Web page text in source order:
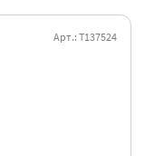
Арт.: Т137524